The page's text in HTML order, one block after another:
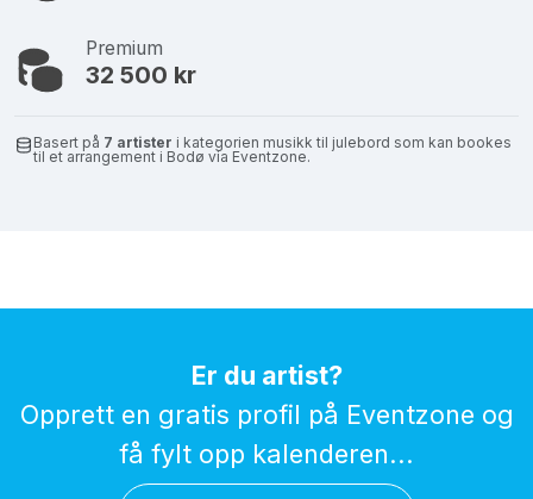
Premium
32 500 kr
Basert på 7 artister i kategorien musikk til julebord som kan bookes
til et arrangement i Bodø via Eventzone.
Er du artist?
Opprett en gratis profil på Eventzone og
få fylt opp kalenderen...